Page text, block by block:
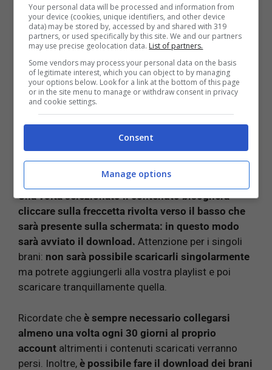
proprio account secondo la modalità di solito
utilizzata.A questo punto potrete cercare l’album,
il podcast o il contenuto che desiderate ascoltare
quando internet non è disponibile.
LEGGI ANCHE:Ascoltare i podcast: cosa sono e
Una volta selezionato il contenuto bisognerà
cliccare sulla freccetta rivolta verso il basso che
sarà presente sulla schermata: in questo modo
sarà avviato il download. Attenzione per i singoli
brani: non sarà possibile scaricarli singolarmente
ma potrete aggiungerli alla vostra playlist e poi
scaricare tranquillamente quella.
Ricordate che è sempre necessario collegarsi
almeno una volta ogni 30 giorni al proprio
account altrimenti i contenuti scaricati verranno
persi. Inoltre, è possibile fare il download dei brani
Your personal data will be processed and information from
your device (cookies, unique identifiers, and other device
data) may be stored by, accessed by and shared with 319
partners, or used specifically by this site. We and our partners
may use precise geolocation data. List of partners.
Some vendors may process your personal data on the basis
of legitimate interest, which you can object to by managing
your options below. Look for a link at the bottom of this page
or in the site menu to manage or withdraw consent in privacy
and cookie settings.
Consent
Manage options